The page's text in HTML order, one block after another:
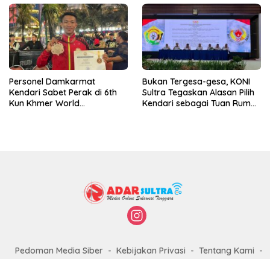
Personel Damkarmat
Kendari Sabet Perak di 6th
Kun Khmer World
Bukan Tergesa-gesa, KONI
Sultra Tegaskan Alasan Pilih
Kendari sebagai Tuan Rumah
Pedoman Media Siber Kebijakan Privasi
Tentang Kami